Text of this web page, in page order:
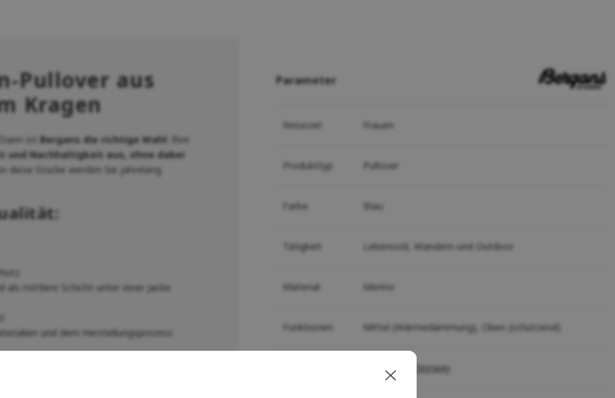
Pullover aus
Kragen
ist Bergans die richtige Wahl . Ihre
und Nachhaltigkeit aus, ohne dabei
diese Stücke werden Sie jahrelang
mittlere Schicht unter einer Jacke
und dem Herstellungsprozess
Thermoregulation des Körpers
Parameter
Reiseziel Frauen
Produkttyp Pullover
Farbe Blau
Tätigkeit Lebensstil, Wandern und Outdoor
Material Merino
Funktionen Mittel (Wärmedämmung), Oben (schützend)
Bergans of Norway